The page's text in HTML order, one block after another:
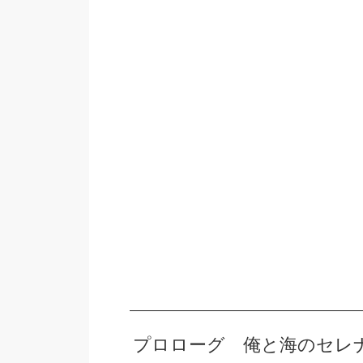
プロローグ 俺と海のセレ